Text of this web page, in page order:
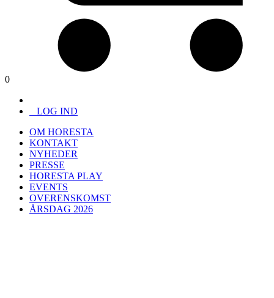
0
LOG IND
OM HORESTA
KONTAKT
NYHEDER
PRESSE
HORESTA PLAY
EVENTS
OVERENSKOMST
ÅRSDAG 2026